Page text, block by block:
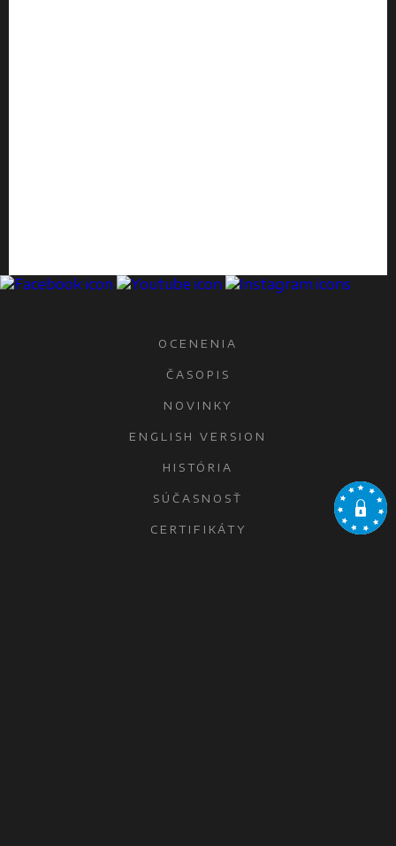
OCENENIA
ČASOPIS
NOVINKY
ENGLISH VERSION
HISTÓRIA
SÚČASNOSŤ
CERTIFIKÁTY